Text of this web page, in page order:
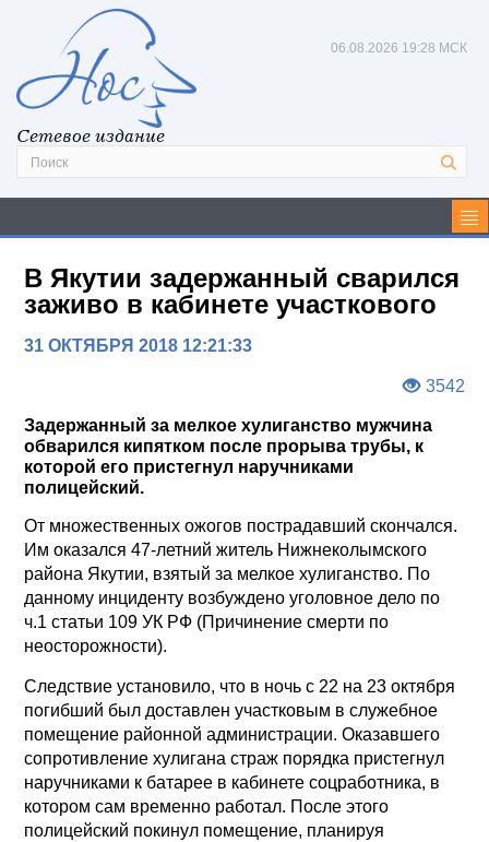
Сетевое издание
06.08.2026 19:28 МСК
В Якутии задержанный сварился
заживо в кабинете участкового
31 ОКТЯБРЯ 2018 12:21:33
3542
Задержанный за мелкое хулиганство мужчина
обварился кипятком после прорыва трубы, к
которой его пристегнул наручниками
полицейский.
От множественных ожогов пострадавший скончался.
Им оказался 47-летний житель Нижнеколымского
района Якутии, взятый за мелкое хулиганство. По
данному инциденту возбуждено уголовное дело по
ч.1 статьи 109 УК РФ (Причинение смерти по
неосторожности).
Следствие установило, что в ночь с 22 на 23 октября
погибший был доставлен участковым в служебное
помещение районной администрации. Оказавшего
сопротивление хулигана страж порядка пристегнул
наручниками к батарее в кабинете соцработника, в
котором сам временно работал. После этого
полицейский покинул помещение, планируя